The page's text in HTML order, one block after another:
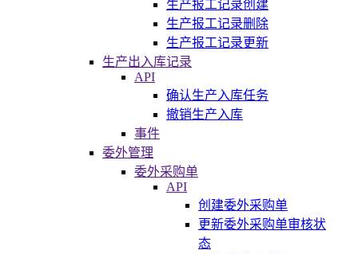
生产报工记录创建
生产报工记录删除
生产报工记录更新
生产出入库记录
API
确认生产入库任务
撤销生产入库
事件
委外管理
委外采购单
API
创建委外采购单
更新委外采购单审核状
态